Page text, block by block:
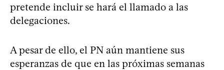
pretende incluir se hará el llamado a las
delegaciones.
A pesar de ello, el PN aún mantiene sus
esperanzas de que en las próximas semanas